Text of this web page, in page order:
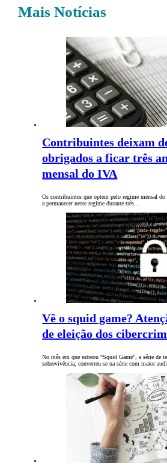
Mais Notícias
Contribuintes deixam
obrigados a ficar três
mensal do IVA
Os contribuintes que optem pelo regime mensal do
a permanecer neste regime durante três…
Vê o squid game?
de eleição dos
No mês em que estreou “Squid Game”, a série de
sobrevivência, converteu-se na série com maior